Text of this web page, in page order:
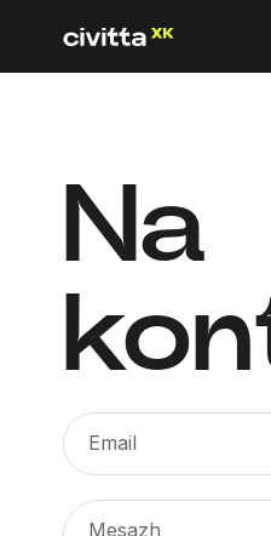
Na
Email
Mesazh